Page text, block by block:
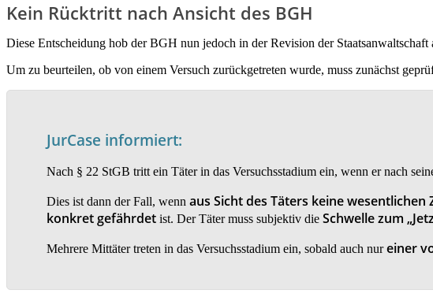
Kein Rücktritt nach Ansicht des BGH
Diese Entscheidung hob der BGH nun jedoch in der Revision der
Um zu beurteilen, ob von einem Versuch zurückgetreten wurde, muss zunächst
JurCase informiert:
Nach § 22 StGB tritt ein Täter in das Versuchsstadium ein, wenn er nach
Dies ist dann der Fall, wenn aus Sicht des Täters keine
konkret gefährdet ist. Der Täter muss subjektiv die Schwelle zum
Mehrere Mittäter treten in das Versuchsstadium ein, sobald auch nureiner